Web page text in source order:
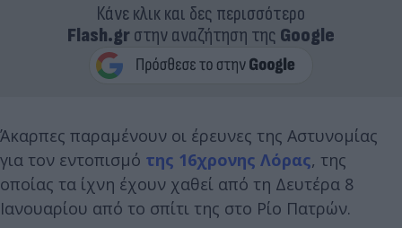
Κάνε κλικ και δες περισσότερο
Flash.grστην αναζήτηση της Google
Άκαρπες παραμένουν οι έρευνες της Αστυνομίας
για τον εντοπισμό της 16χρονης Λόρας, της
οποίας τα ίχνη έχουν χαθεί από τη Δευτέρα 8
Ιανουαρίου από το σπίτι της στο Ρίο Πατρών.